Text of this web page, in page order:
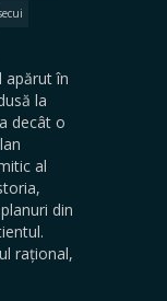
apărut în
la
decât o
al
din
rațional,